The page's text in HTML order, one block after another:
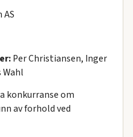
Per Christiansen, Inger
Wahl
konkurranse om
av forhold ved